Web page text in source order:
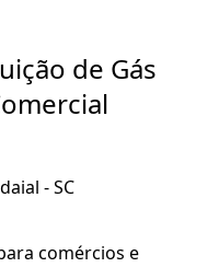
de Gás
- SC
comércios e